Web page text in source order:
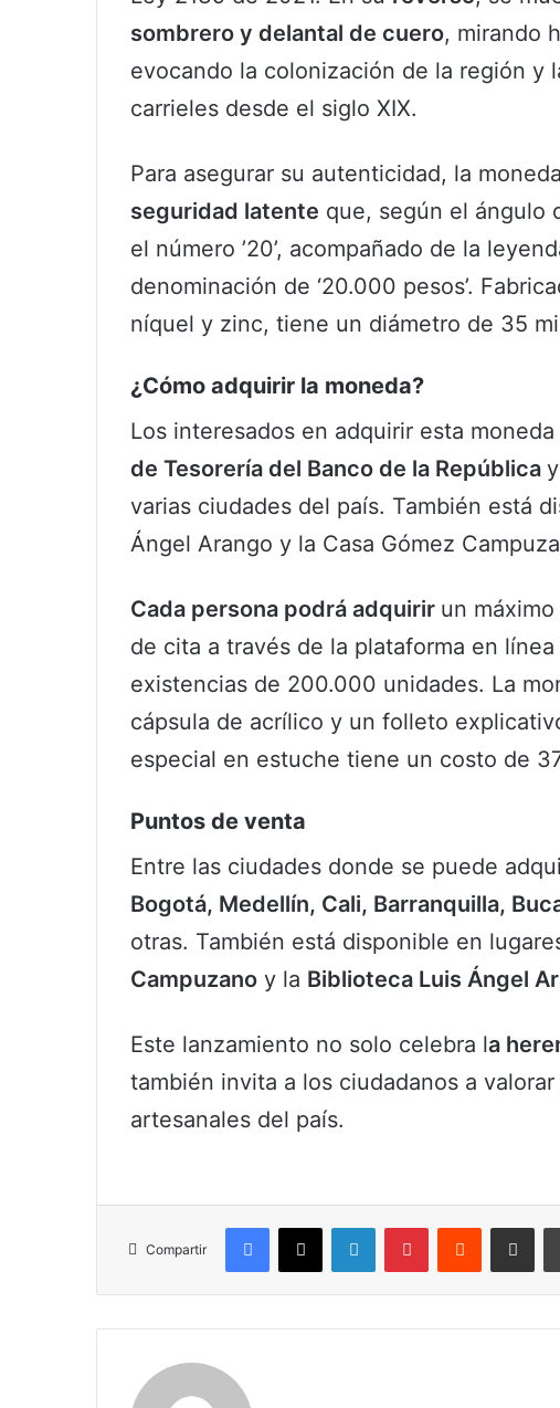
sombrero y delantal de cuero, mirando
evocando la colonización de la región y
carrieles desde el siglo XIX.
Para asegurar su autenticidad, la
seguridad latente que, según el ángulo
el número ’20’, acompañado de la
denominación de ‘20.000 pesos’.
níquel y zinc, tiene un diámetro de 35
¿Cómo adquirir la moneda?
Los interesados en adquirir esta
de Tesorería del Banco de la República
varias ciudades del país. También está
Ángel Arango y la Casa Gómez
Cada persona podrá adquirir un
de cita a través de la plataforma en línea
existencias de 200.000 unidades. La
cápsula de acrílico y un folleto
especial en estuche tiene un costo de
Puntos de venta
Entre las ciudades donde se puede
Bogotá, Medellín, Cali, Barranquilla,
otras. También está disponible en
Campuzano y la Biblioteca Luis Ángel
Este lanzamiento no solo celebra la
también invita a los ciudadanos a
artesanales del país.
Compartir
Facebook
X LinkedInPinterestReddit Compartir